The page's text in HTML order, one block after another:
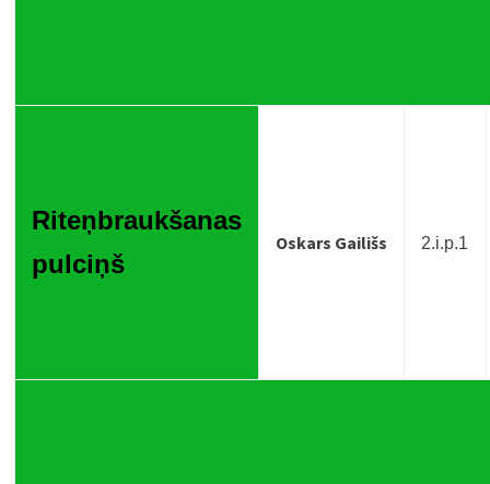
Riteņbraukšanas
pulciņš
Oskars Gailišs 2.i.p.1